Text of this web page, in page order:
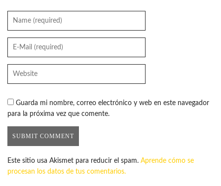
Guarda mi nombre, correo electrónico y web en este navegador
para la próxima vez que comente.
Este sitio usa Akismet para reducir el spam. Aprende cómo se
procesan los datos de tus comentarios.